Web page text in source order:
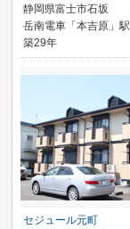
静岡県富士市石坂
岳南電車「本吉原」駅
築29年
セジュール元町